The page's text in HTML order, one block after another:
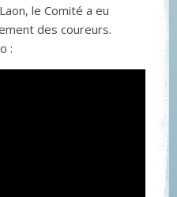
le Comité a eu
des coureurs.
: